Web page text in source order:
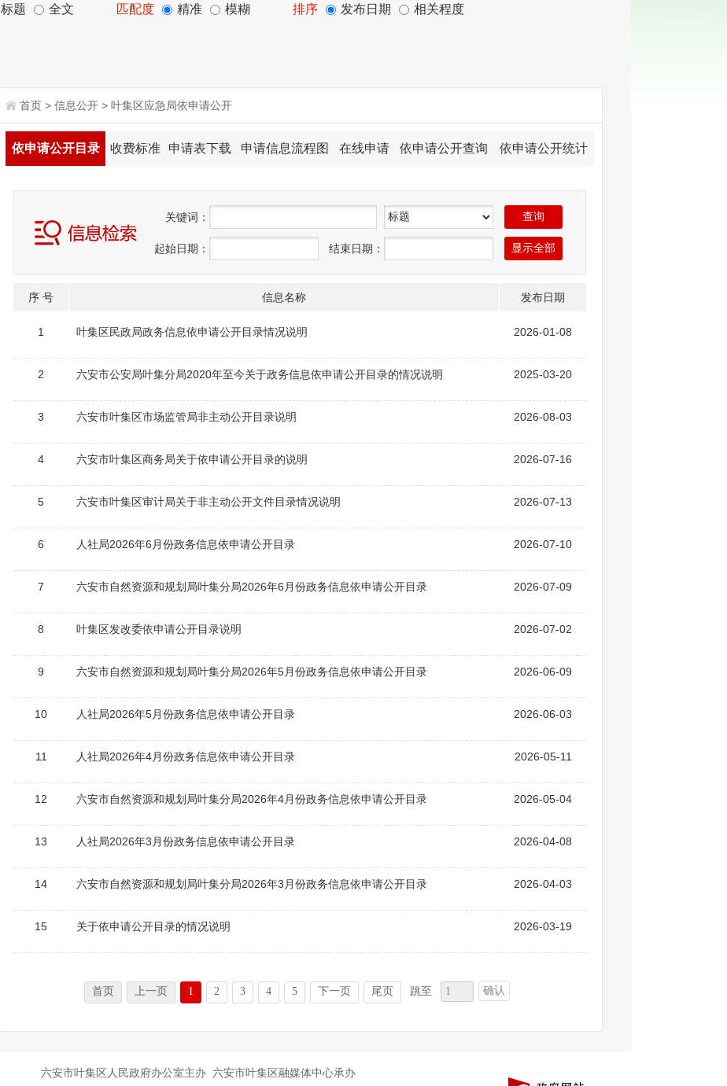
标题 全文 匹配度 精准 模糊 排序 发布日期 相关程度
首页 > 信息公开 > 叶集区应急局依申请公开
依申请公开目录 收费标准 申请表下载 申请信息流程图 在线申请 依申请公开查询 依申请公开统计
关键词：
起始日期： 结束日期：
发布日期
序 号 信息名称
2026-01-08
1 叶集区民政局政务信息依申请公开目录情况说明
2025-03-20
2 六安市公安局叶集分局2020年至今关于政务信息依申请公开目录的情况说明
2026-08-03
3 六安市叶集区市场监管局非主动公开目录说明
2026-07-16
4 六安市叶集区商务局关于依申请公开目录的说明
2026-07-13
5 六安市叶集区审计局关于非主动公开文件目录情况说明
2026-07-10
6 人社局2026年6月份政务信息依申请公开目录
2026-07-09
7 六安市自然资源和规划局叶集分局2026年6月份政务信息依申请公开目录
2026-07-02
8 叶集区发改委依申请公开目录说明
2026-06-09
9 六安市自然资源和规划局叶集分局2026年5月份政务信息依申请公开目录
2026-06-03
10 人社局2026年5月份政务信息依申请公开目录
2026-05-11
11 人社局2026年4月份政务信息依申请公开目录
2026-05-04
12 六安市自然资源和规划局叶集分局2026年4月份政务信息依申请公开目录
2026-04-08
13 人社局2026年3月份政务信息依申请公开目录
2026-04-03
14 六安市自然资源和规划局叶集分局2026年3月份政务信息依申请公开目录
2026-03-19
15 关于依申请公开目录的情况说明
首页 上一页 1 2 3 4 5 下一页 尾页 跳至 确认
六安市叶集区人民政府办公室主办 六安市叶集区融媒体中心承办